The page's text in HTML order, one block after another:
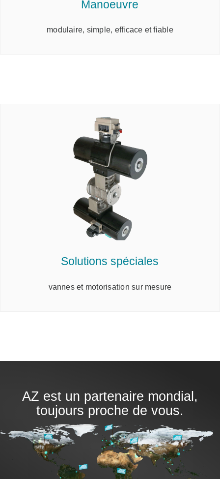
Manoeuvre
modulaire, simple, efficace et fiable
Solutions spéciales
vannes et motorisation sur mesure
AZ est un partenaire mondial,
toujours proche de vous.